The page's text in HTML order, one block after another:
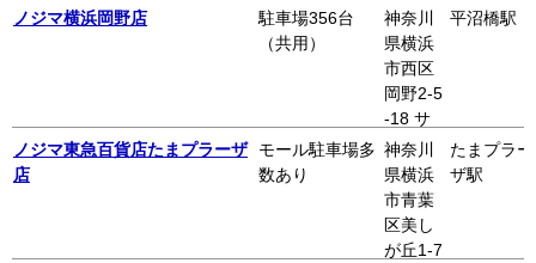
港南台
バーズ
5階
ノジマ横浜岡野店
駐車場356台
（共用）
神奈川
県横浜
市西区
岡野2-5
-18 サ
ミット
横浜岡
野 1階
平沼橋駅
ノジマ東急百貨店たまプラーザ
店
モール駐車場多
数あり
神奈川
県横浜
市青葉
区美し
が丘1-7
たまプラー
ザ駅